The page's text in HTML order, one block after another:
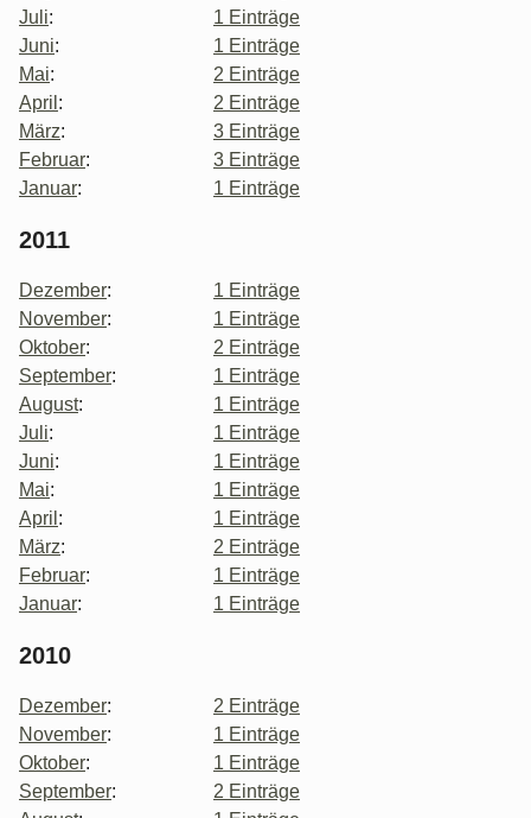
Juli:
1 Einträge
Juni:
1 Einträge
Mai:
2 Einträge
April :
2 Einträge
März:
3 Einträge
Februar:
3 Einträge
Januar: 1 Einträge
2011
Dezember:
1 Einträge
November:
1 Einträge
Oktober:
2 Einträge
September:
1 Einträge
August:
1 Einträge
Juli:
1 Einträge
Juni:
1 Einträge
Mai:
1 Einträge
April :
1 Einträge
März:
2 Einträge
Februar:
1 Einträge
Januar: 1 Einträge
2010
Dezember:
2 Einträge
November:
1 Einträge
Oktober:
1 Einträge
September:
2 Einträge